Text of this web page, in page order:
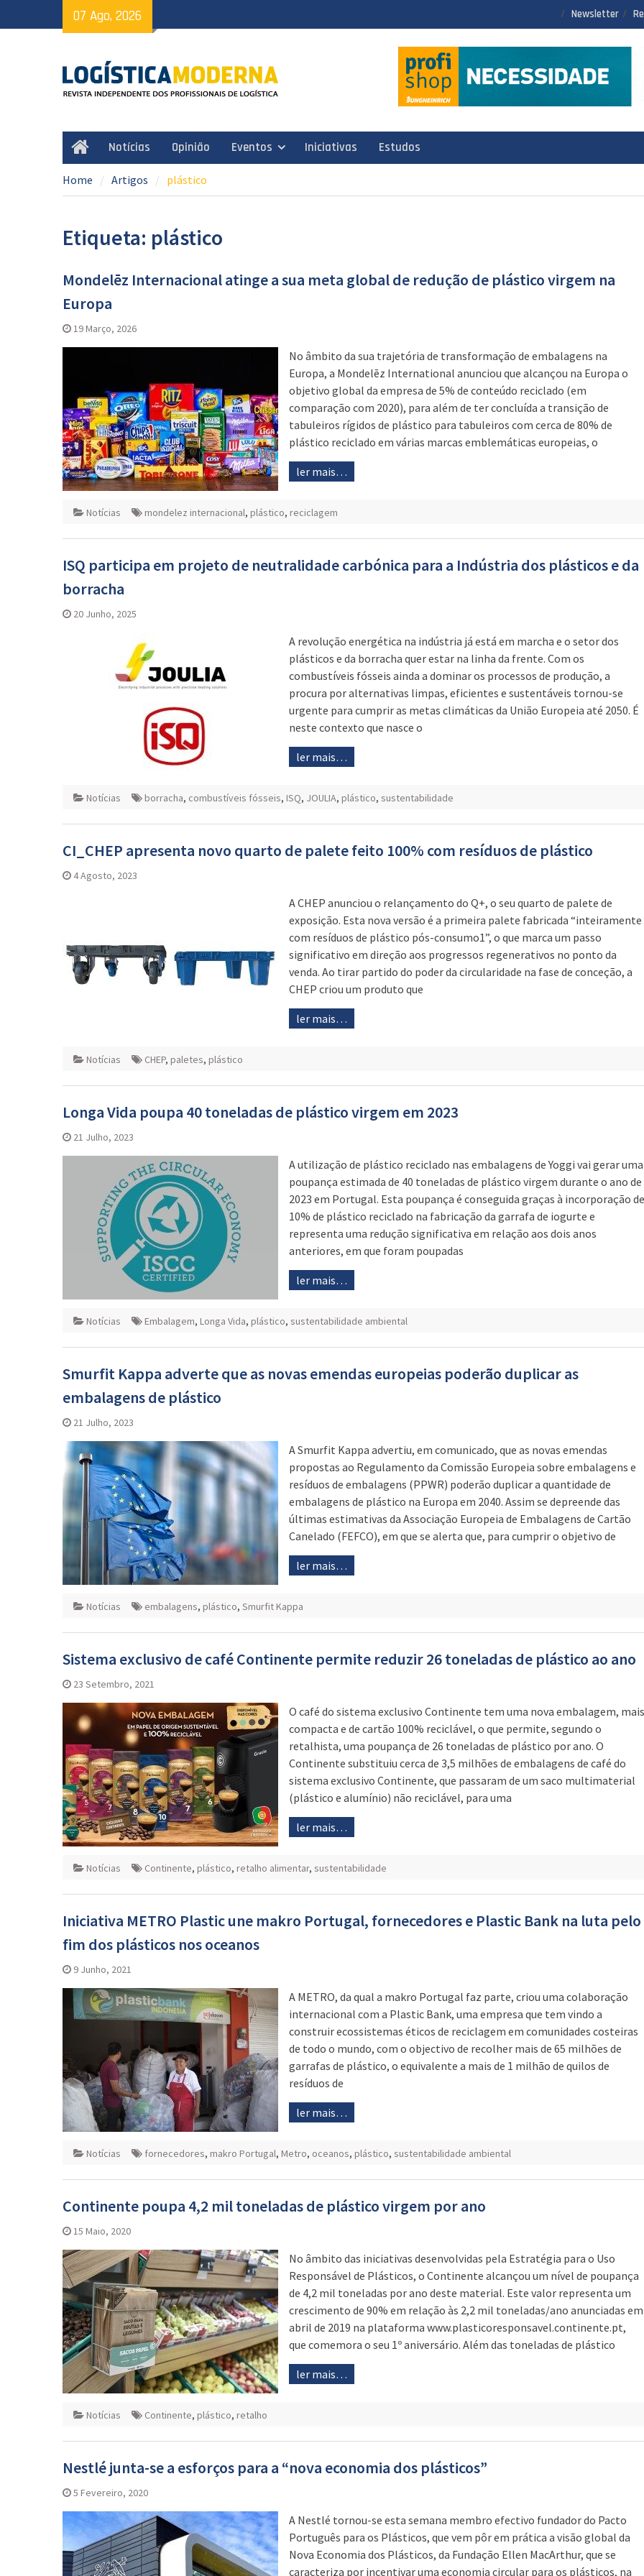
to
07 Ago, 2026 Newsletter
HomeNotícias Opinião Eventos Iniciativas Estudos
Home Artigos plástico
Etiqueta: plástico
Mondelēz Internacional atinge a sua meta global de redução de plástico virgem na
Europa
19 Março, 2026
No âmbito da sua trajetória de transformação de embalagens na
Europa, a Mondelēz International anunciou que alcançou na Europa o
objetivo global da empresa de 5% de conteúdo reciclado (em
comparação com 2020), para além de ter concluída a transição de
tabuleiros rígidos de plástico para tabuleiros com cerca de 80% de
plástico reciclado em várias marcas emblemáticas europeias, o
ler mais…
Notícias mondelez internacional, plástico, reciclagem
ISQ participa em projeto de neutralidade carbónica para a Indústria dos plásticos e da
borracha
20 Junho, 2025
A revolução energética na indústria já está em marcha e o setor dos
plásticos e da borracha quer estar na linha da frente. Com os
combustíveis fósseis ainda a dominar os processos de produção, a
procura por alternativas limpas, eficientes e sustentáveis tornou-se
urgente para cumprir as metas climáticas da União Europeia até 2050. É
neste contexto que nasce o
ler mais…
Notícias borracha, combustíveis fósseis, ISQ, JOULIA, plástico, sustentabilidade
CI_CHEP apresenta novo quarto de palete feito 100% com resíduos de plástico
4 Agosto, 2023
A CHEP anunciou o relançamento do Q+, o seu quarto de palete de
exposição. Esta nova versão é a primeira palete fabricada “inteiramente
com resíduos de plástico pós-consumo1”, o que marca um passo
significativo em direção aos progressos regenerativos no ponto da
venda. Ao tirar partido do poder da circularidade na fase de conceção, a
CHEP criou um produto que
ler mais…
Notícias CHEP, paletes, plástico
Longa Vida poupa 40 toneladas de plástico virgem em 2023
21 Julho, 2023
A utilização de plástico reciclado nas embalagens de Yoggi vai gerar uma
poupança estimada de 40 toneladas de plástico virgem durante o ano de
2023 em Portugal. Esta poupança é conseguida graças à incorporação de
10% de plástico reciclado na fabricação da garrafa de iogurte e
representa uma redução significativa em relação aos dois anos
anteriores, em que foram poupadas
ler mais…
Notícias Embalagem, Longa Vida, plástico, sustentabilidade ambiental
Smurfit Kappa adverte que as novas emendas europeias poderão duplicar as
embalagens de plástico
21 Julho, 2023
A Smurfit Kappa advertiu, em comunicado, que as novas emendas
propostas ao Regulamento da Comissão Europeia sobre embalagens e
resíduos de embalagens (PPWR) poderão duplicar a quantidade de
embalagens de plástico na Europa em 2040. Assim se depreende das
últimas estimativas da Associação Europeia de Embalagens de Cartão
Canelado (FEFCO), em que se alerta que, para cumprir o objetivo de
ler mais…
Notícias embalagens, plástico, Smurfit Kappa
Sistema exclusivo de café Continente permite reduzir 26 toneladas de plástico ao ano
23 Setembro, 2021
O café do sistema exclusivo Continente tem uma nova embalagem, mais
compacta e de cartão 100% reciclável, o que permite, segundo o
retalhista, uma poupança de 26 toneladas de plástico por ano. O
Continente substituiu cerca de 3,5 milhões de embalagens de café do
sistema exclusivo Continente, que passaram de um saco multimaterial
(plástico e alumínio) não reciclável, para uma
ler mais…
Notícias Continente, plástico, retalho alimentar, sustentabilidade
Iniciativa METRO Plastic une makro Portugal, fornecedores e Plastic Bank na luta pelo
fim dos plásticos nos oceanos
9 Junho, 2021
A METRO, da qual a makro Portugal faz parte, criou uma colaboração
internacional com a Plastic Bank, uma empresa que tem vindo a
construir ecossistemas éticos de reciclagem em comunidades costeiras
de todo o mundo, com o objectivo de recolher mais de 65 milhões de
garrafas de plástico, o equivalente a mais de 1 milhão de quilos de
resíduos de
ler mais…
Notícias fornecedores, makro Portugal, Metro, oceanos, plástico, sustentabilidade ambiental
Continente poupa 4,2 mil toneladas de plástico virgem por ano
15 Maio, 2020
No âmbito das iniciativas desenvolvidas pela Estratégia para o Uso
Responsável de Plásticos, o Continente alcançou um nível de poupança
de 4,2 mil toneladas por ano deste material. Este valor representa um
crescimento de 90% em relação às 2,2 mil toneladas/ano anunciadas em
abril de 2019 na plataforma www.plasticoresponsavel.continente.pt,
que comemora o seu 1º aniversário. Além das toneladas de plástico
ler mais…
Notícias Continente, plástico, retalho
Nestlé junta-se a esforços para a “nova economia dos plásticos”
5 Fevereiro, 2020
A Nestlé tornou-se esta semana membro efectivo fundador do Pacto
Português para os Plásticos, que vem pôr em prática a visão global da
Nova Economia dos Plásticos, da Fundação Ellen MacArthur, que se
caracteriza por incentivar uma economia circular para os plásticos, na